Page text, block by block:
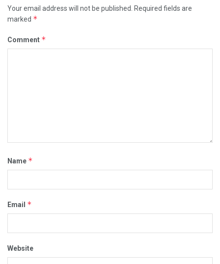
Your email address will not be published.
Required fields are
marked *
Comment *
Name *
Email *
Website